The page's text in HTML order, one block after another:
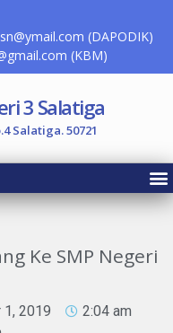
(DAPODIK)
(KBM)
3 Salatiga
Salatiga. 50721
Ke SMP Negeri
1, 2019
2:04 am